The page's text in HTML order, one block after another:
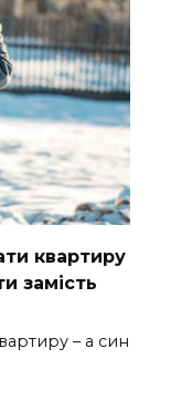
квартиру
замість
– а син